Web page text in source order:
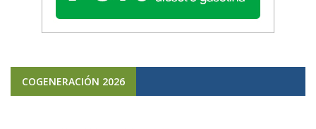
COGENERACIÓN 2026